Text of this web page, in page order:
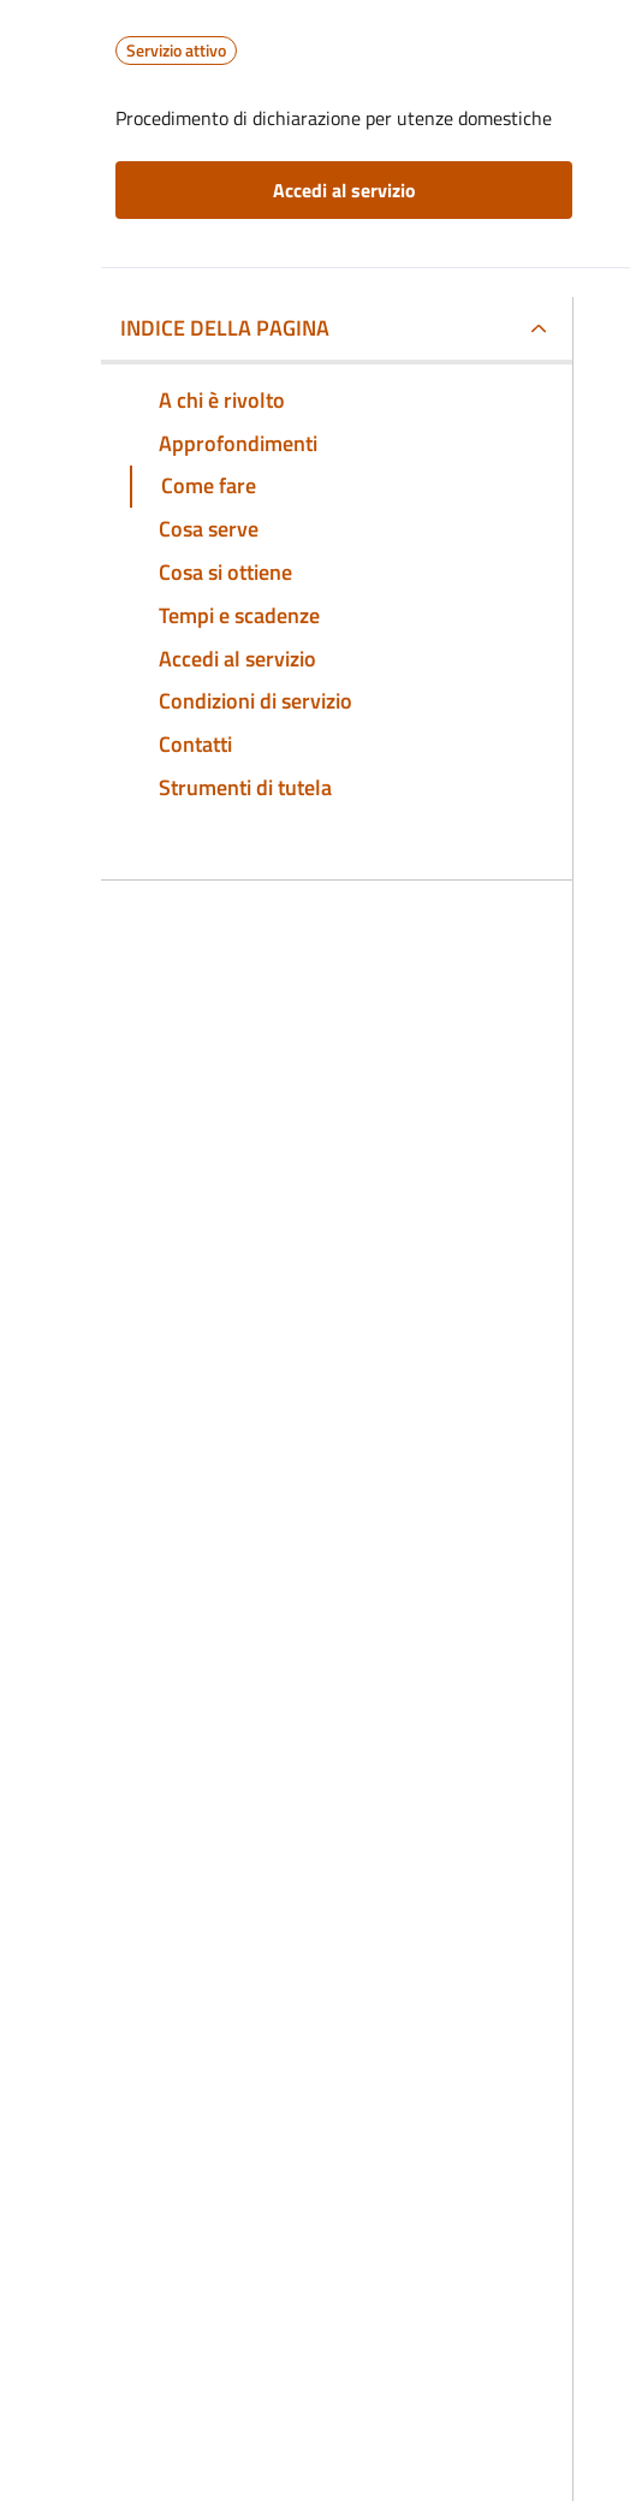
Servizio attivo
Procedimento di dichiarazione per utenze domestiche
Accedi al servizio
INDICE DELLA PAGINA
A chi è rivolto
Approfondimenti
Come fare
Cosa serve
Cosa si ottiene
Tempi e scadenze
Accedi al servizio
Condizioni di servizio
Contatti
Strumenti di tutela